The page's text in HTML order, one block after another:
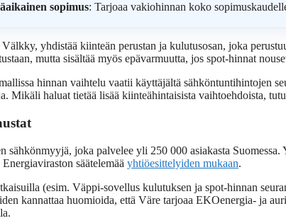
sopimus: Tarjoaa vakiohinnan koko
yhdistää kiinteän perustan ja kulutusosan, joka
mutta sisältää myös epävarmuutta, jos spot-hinnat
hinnan vaihtelu vaatii käyttäjältä sähköntuntihintojen
Mikäli haluat tietää lisää kiinteähintaisista vaihtoehdoista,
sähkönmyyjä, joka palvelee yli 250 000 asiakasta
säätelemää yhtiöesittelyiden mukaan.
(esim. Väppi-sovellus kulutuksen ja spot-hinnan
kannattaa huomioida, että Väre tarjoaa EKOenergia- ja